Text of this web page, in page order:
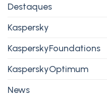
Destaques
Kaspersky
KasperskyFoundations
KasperskyOptimum
News